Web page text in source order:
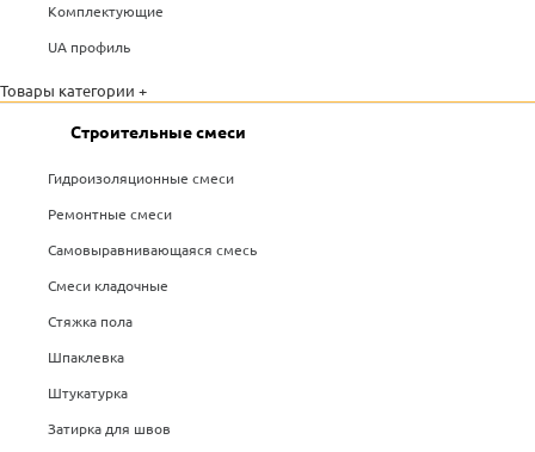
Комплектующие
UA профиль
Товары категории +
Строительные смеси
Гидроизоляционные смеси
Ремонтные смеси
Самовыравнивающаяся смесь
Смеси кладочные
Стяжка пола
Шпаклевка
Штукатурка
Затирка для швов